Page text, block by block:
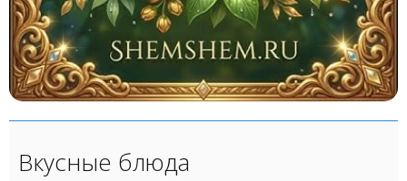
Вкусные блюда